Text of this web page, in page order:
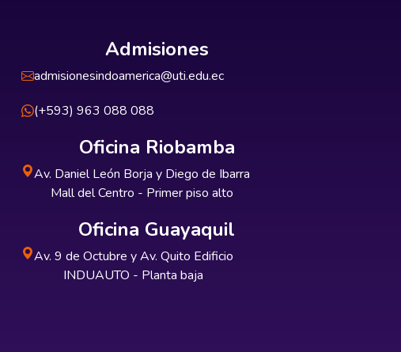
Admisiones
admisionesindoamerica@uti.edu.ec
(+593) 963 088 088
Oficina Riobamba
Av. Daniel León Borja y Diego de Ibarra
Mall del Centro - Primer piso alto
Oficina Guayaquil
Av. 9 de Octubre y Av. Quito Edificio
INDUAUTO - Planta baja